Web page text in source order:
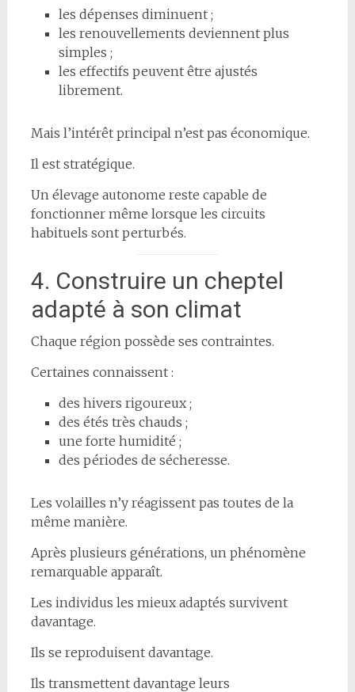
les dépenses diminuent ;
les renouvellements deviennent plus
simples ;
les effectifs peuvent être ajustés
librement.
Mais l’intérêt principal n’est pas économique.
Il est stratégique.
Un élevage autonome reste capable de
fonctionner même lorsque les circuits
habituels sont perturbés.
4. Construire un cheptel
adapté à son climat
Chaque région possède ses contraintes.
Certaines connaissent :
des hivers rigoureux ;
des étés très chauds ;
une forte humidité ;
des périodes de sécheresse.
Les volailles n’y réagissent pas toutes de la
même manière.
Après plusieurs générations, un phénomène
remarquable apparaît.
Les individus les mieux adaptés survivent
davantage.
Ils se reproduisent davantage.
Ils transmettent davantage leurs